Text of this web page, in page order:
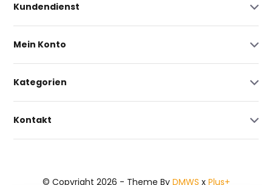
Kundendienst
Mein Konto
Kategorien
Kontakt
© Copyright 2026 - Theme By DMWS x Plus+